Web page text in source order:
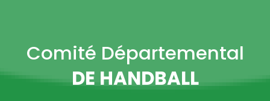
Comité Départemental
DE HANDBALL